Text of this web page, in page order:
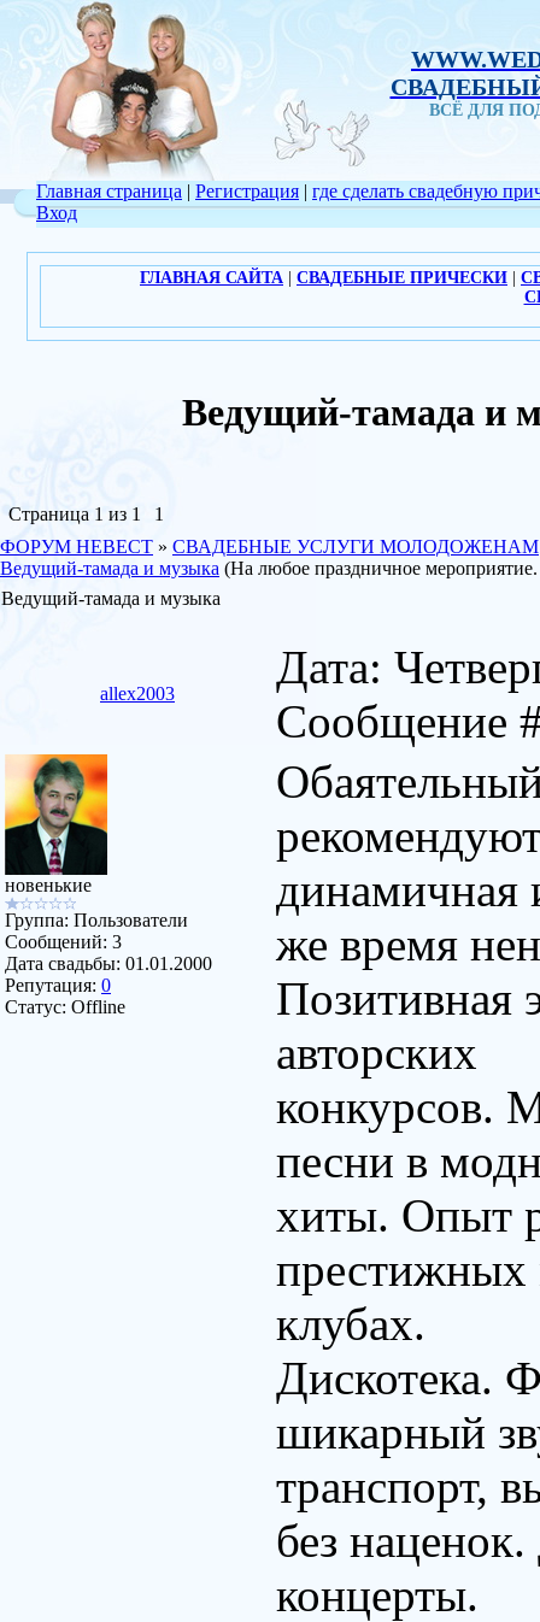
ВСЁ ДЛЯ
Главная страница | Регистрация |
Вход
где сделать свадебную
ГЛАВНАЯ САЙТА СВАДЕБНЫЕ ПРИЧЕСКИ
Ведущий-тамада
Страница 1 из 1
1
ФОРУМ НЕВЕСТ » СВАДЕБНЫЕ УСЛУГИ МОЛОДОЖЕНАМ
Ведущий-тамада и музыка (На любое праздничное
Ведущий-тамада и музыка
allex2003
Дата:
Сообщение
новенькие
Группа: Пользователи
Сообщений: 3
Дата свадьбы: 01.01.2000
Репутация: 0
Статус: Offline
динамичная
же время
Позитивная
авторских
конкурсов.
песни в
хиты. Опыт
престижных
клубах.
Дискотека.
шикарный
транспорт,
без
концерты.